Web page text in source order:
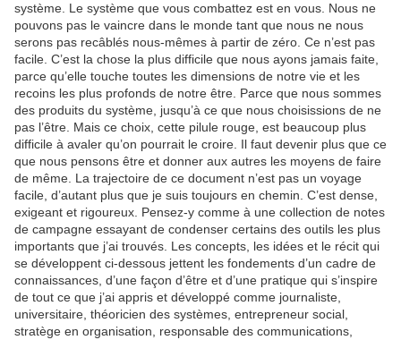
système. Le système que vous combattez est en vous. Nous ne
pouvons pas le vaincre dans le monde tant que nous ne nous
serons pas recâblés nous-mêmes à partir de zéro. Ce n’est pas
facile. C’est la chose la plus difficile que nous ayons jamais faite,
parce qu’elle touche toutes les dimensions de notre vie et les
recoins les plus profonds de notre être. Parce que nous sommes
des produits du système, jusqu’à ce que nous choisissions de ne
pas l’être. Mais ce choix, cette pilule rouge, est beaucoup plus
difficile à avaler qu’on pourrait le croire. Il faut devenir plus que ce
que nous pensons être et donner aux autres les moyens de faire
de même. La trajectoire de ce document n’est pas un voyage
facile, d’autant plus que je suis toujours en chemin. C’est dense,
exigeant et rigoureux. Pensez-y comme à une collection de notes
de campagne essayant de condenser certains des outils les plus
importants que j’ai trouvés. Les concepts, les idées et le récit qui
se développent ci-dessous jettent les fondements d’un cadre de
connaissances, d’une façon d’être et d’une pratique qui s’inspire
de tout ce que j’ai appris et développé comme journaliste,
universitaire, théoricien des systèmes, entrepreneur social,
stratège en organisation, responsable des communications,